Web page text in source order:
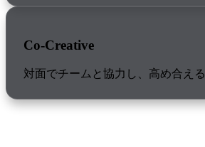
Co-Creative
対面でチームと協力し、高め合える